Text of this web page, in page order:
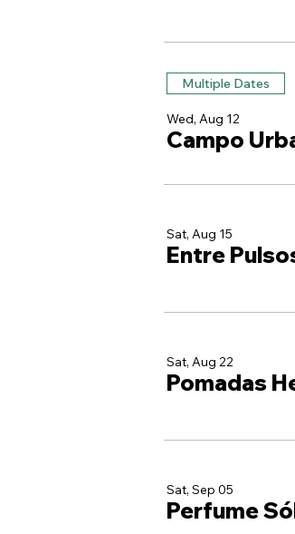
Multiple Dates
Wed, Aug 12
Campo
Sat, Aug 15
Entre
Sat, Aug 22
Pomadas
Sat, Sep 05
Perfume